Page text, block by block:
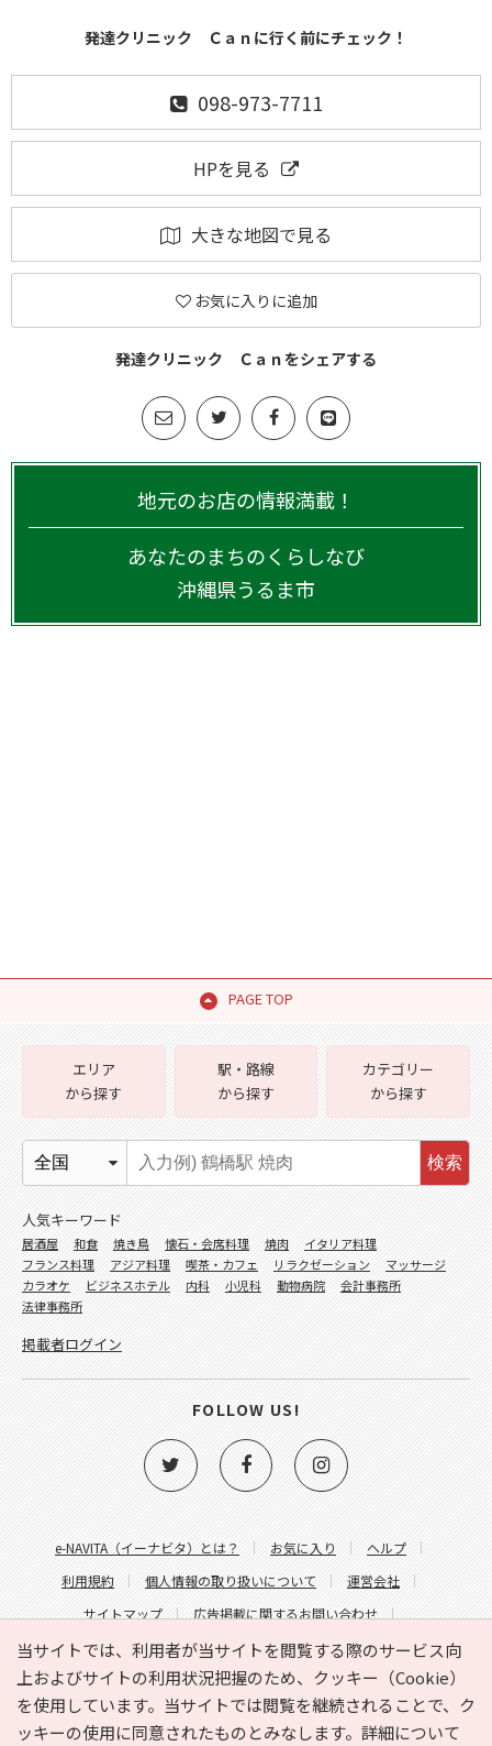
発達クリニック Ｃａｎに行く前にチェック！
098-973-7711
HPを見る
大きな地図で見る
お気に入りに追加
発達クリニック Ｃａｎをシェアする
地元のお店の情報満載！
あなたのまちのくらしなび
沖縄県うるま市
PAGE TOP
当サイトでは、利用者が当サイトを閲覧する際のサービス向
上およびサイトの利用状況把握のため、クッキー（Cookie）
を使用しています。当サイトでは閲覧を継続されることで、ク
ッキーの使用に同意されたものとみなします。詳細について
e-NAVITA（イーナビタ）とは？ お気に入り
ヘルプ
利用規約
個人情報の取り扱いについて
運営会社
サイトマップ
広告掲載に関するお問い合わせ
サイトの内容に関するお問い合わせ
エリア
から探す
駅・路線
から探す
カテゴリー
から探す
検索
人気キーワード
居酒屋 和食 焼き鳥 懐石・会席料理 焼肉
イタリア料理
フランス料理
アジア料理 喫茶・カフェ リラクゼーション
マッサージ
カラオケ
ビジネスホテル 内科 小児科 動物病院
会計事務所
法律事務所
掲載者ログイン
FOLLOW US!